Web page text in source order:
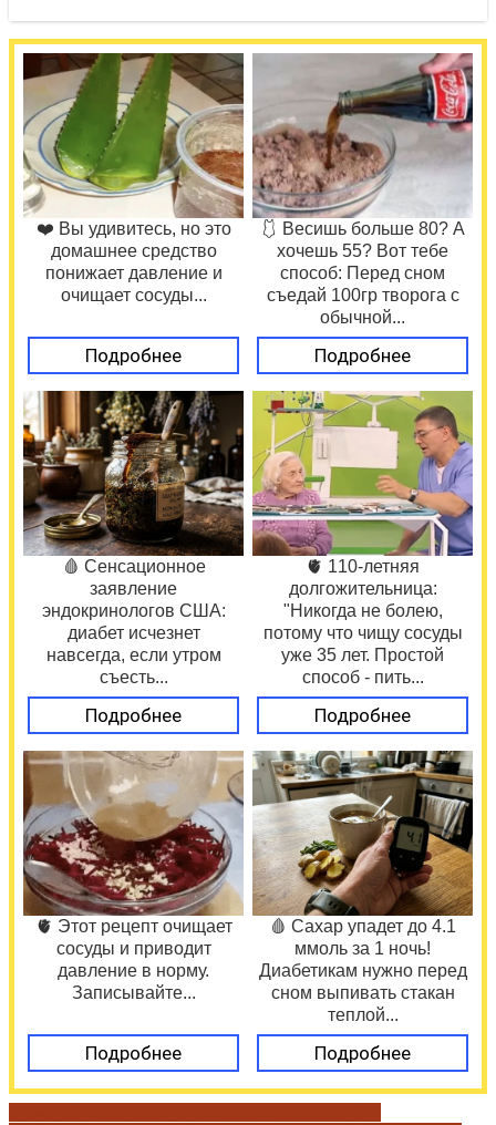
❤️ Вы удивитесь, но это
домашнее средство
понижает давление и
очищает сосуды...
Подробнее
🩱 Весишь больше 80? А
хочешь 55? Вот тебе
способ: Перед сном
съедай 100гр творога с
обычной...
Подробнее
🩸 Сенсационное
заявление
эндокринологов США:
диабет исчезнет
навсегда, если утром
съесть...
Подробнее
🫀 110-летняя
долгожительница:
"Никогда не болею,
потому что чищу сосуды
уже 35 лет. Простой
способ - пить...
Подробнее
🫀 Этот рецепт очищает
сосуды и приводит
давление в норму.
Записывайте...
Подробнее
🩸 Сахар упадет до 4.1
ммоль за 1 ночь!
Диабетикам нужно перед
сном выпивать стакан
теплой...
Подробнее